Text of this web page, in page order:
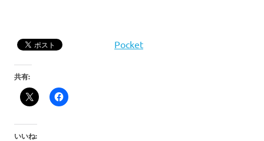
Pocket
共有:
いいね: